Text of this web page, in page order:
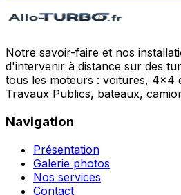
Notre savoir-faire et nos
d'intervenir à distance sur des
tous les moteurs : voitures, 4x4
Travaux Publics, bateaux,
Navigation
Présentation
Galerie photos
Nos services
Contact